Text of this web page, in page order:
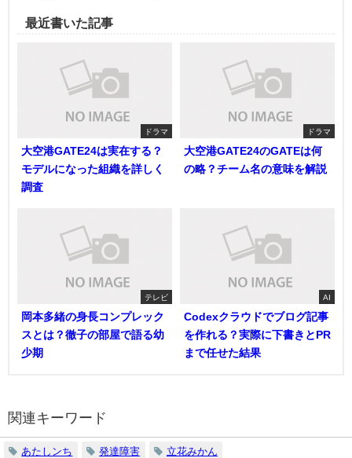
最近書いた記事
ドラマ
大空港GATE24は実在する？
モデルになった組織を詳しく
調査
ドラマ
大空港GATE24のGATEは何
の略？チーム名の意味を解説
テレビ
岡本多緒の身長コンプレック
スとは？徹子の部屋で語る幼
少期
AI
Codexクラウドでブログ記事
を作れる？実際に下書きとPR
まで任せた結果
関連キーワード
あたしンち 発達障害 立花みかん